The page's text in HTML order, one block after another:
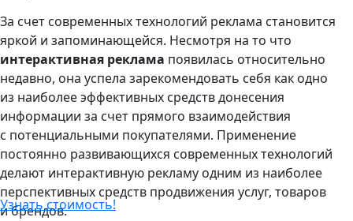
За счет современных технологий реклама становится
яркой и запоминающейся. Несмотря на то что
интерактивная реклама появилась относительно
недавно, она успела зарекомендовать себя как одно
из наиболее эффективных средств донесения
информации за счет прямого взаимодействия
с потенциальными покупателями. Применение
постоянно развивающихся современных технологий
делают интерактивную рекламу одним из наиболее
перспективных средств продвижения услуг, товаров
и брендов.
Узнать стоимость!